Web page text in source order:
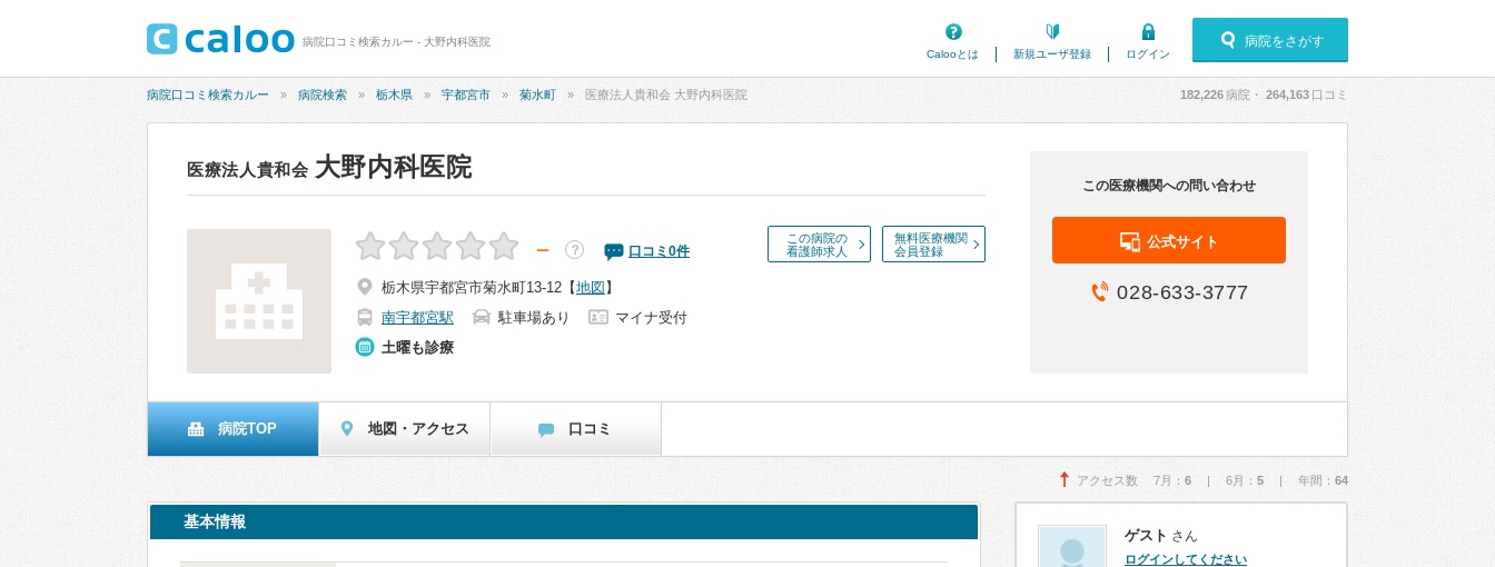
病院口コミ検索カルー - 大野内科医院
Calooとは
新規ユーザ登録 ログイン
病院をさがす
病院口コミ検索カルー 病院検索 栃木県 宇都宮市 菊水町 医療法人貴和会 大野内科医院 182,226病院・ 264,163 口コミ
医療法人貴和会 大野内科医院
この病院の
看護師求人
無料医療機関
会員登録
－ ？ 口コミ 0件
栃木県宇都宮市菊水町13-12 【地図 】
南宇都宮駅
駐車場あり
マイナ受付
土曜も診療
この医療機関への問い合わせ
公式サイト
028-633-3777
病院TOP 地図・アクセス 口コミ
アクセス数 7月： 6 | 6月： 5 | 年間： 64
基本情報
ゲスト さん
ログインしてください